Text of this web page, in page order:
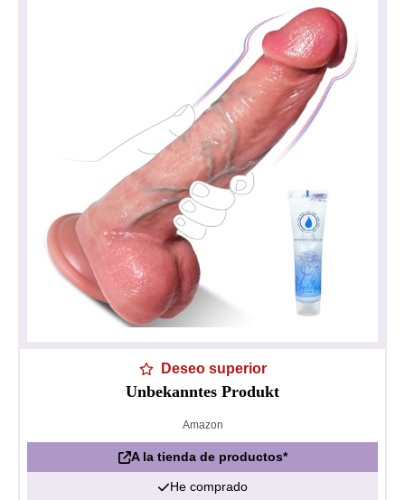
Deseo superior
Unbekanntes Produkt
Amazon
A la tienda de productos*
He compradoPolítica de privacidad